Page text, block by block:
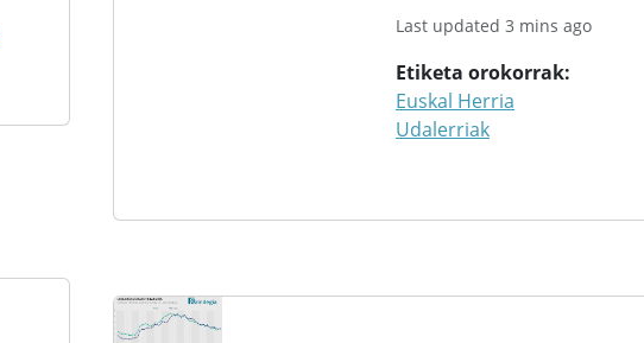
Last updated 3 mins ago
Etiketa orokorrak
Euskal Herria
Udalerriak